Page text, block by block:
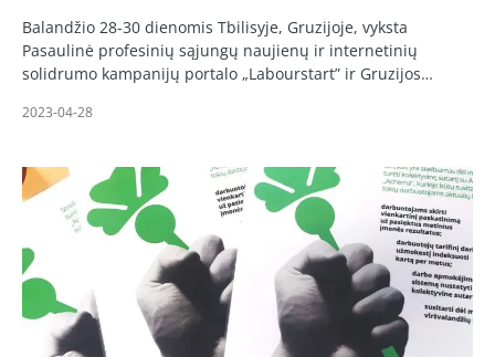
Balandžio 28-30 dienomis Tbilisyje, Gruzijoje, vyksta
Pasaulinė profesinių sąjungų naujienų ir internetinių
solidrumo kampanijų portalo „Labourstart” ir Gruzijos…
2023-04-28